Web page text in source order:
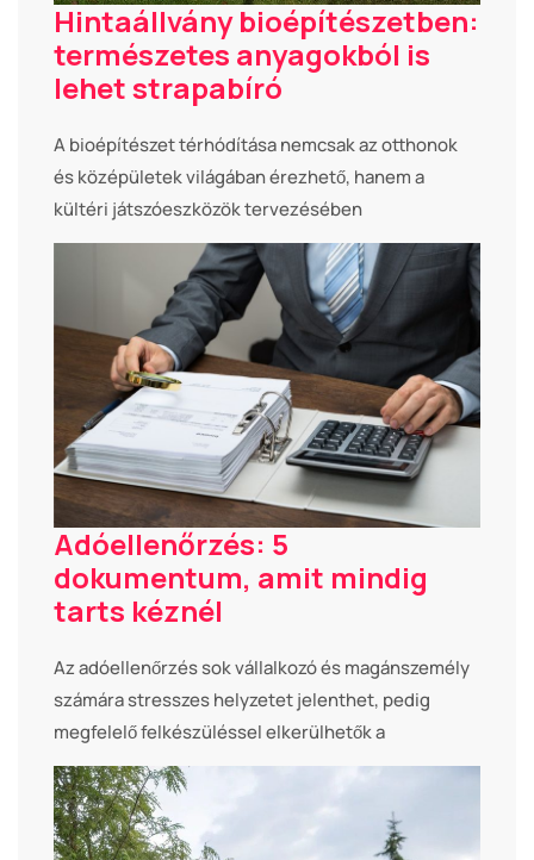
Hintaállvány bioépítészetben:
természetes anyagokból is
lehet strapabíró
A bioépítészet térhódítása nemcsak az otthonok
és középületek világában érezhető, hanem a
kültéri játszóeszközök tervezésében
Adóellenőrzés: 5
dokumentum, amit mindig
tarts kéznél
Az adóellenőrzés sok vállalkozó és magánszemély
számára stresszes helyzetet jelenthet, pedig
megfelelő felkészüléssel elkerülhetők a